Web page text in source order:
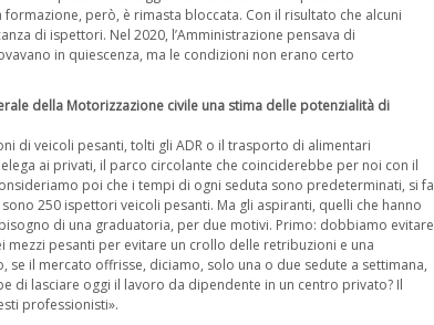
però, è rimasta bloccata. Con il risultato che alcuni
di ispettori. Nel 2020, l’Amministrazione pensava di
in quiescenza, ma le condizioni non erano certo
della Motorizzazione civile una stima delle potenzialità di
di veicoli pesanti, tolti gli ADR o il trasporto di alimentari
ai privati, il parco circolante che coinciderebbe per noi con il
poi che i tempi di ogni seduta sono predeterminati, si fa
250 ispettori veicoli pesanti. Ma gli aspiranti, quelli che hanno
di una graduatoria, per due motivi. Primo: dobbiamo evitare
pesanti per evitare un crollo delle retribuzioni e una
il mercato offrisse, diciamo, solo una o due sedute a settimana,
di lasciare oggi il lavoro da dipendente in un centro privato? Il
professionisti».